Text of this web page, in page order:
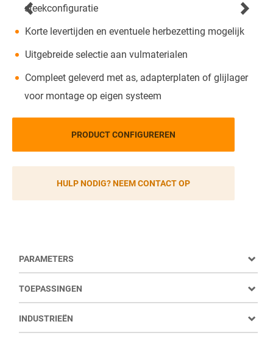
steekconfiguratie
Korte levertijden en eventuele herbezetting mogelijk
Uitgebreide selectie aan vulmaterialen
Compleet geleverd met as, adapterplaten of glijlager
voor montage op eigen systeem
PRODUCT CONFIGUREREN
HULP NODIG? NEEM CONTACT OP
PARAMETERS
TOEPASSINGEN
INDUSTRIEËN